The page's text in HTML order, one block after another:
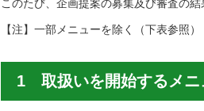
このたび、企画提案の募集及び審査の
【注】一部メニューを除く（下表参照）
1 取扱いを開始するメニ